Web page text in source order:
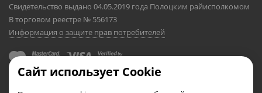
Свидетельство выдано 04.05.2019 года Полоцким райисполкомом
В торговом реестре № 556173
Информация о защите прав потребителей
Сайт использует Cookie